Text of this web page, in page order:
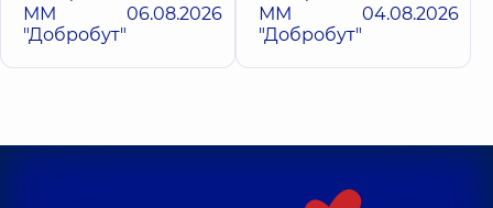
ММ
"Добробут"
06.08.2026
ММ
"Добробут"
04.08.2026